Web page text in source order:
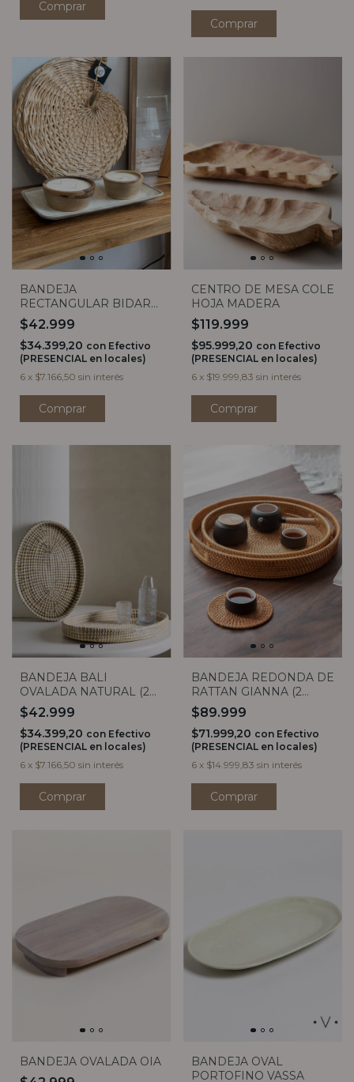
Comprar
BANDEJA
RECTANGULAR BIDART
VASSA
$42.999
$34.399,20 con Efectivo
(PRESENCIAL en locales)
6 x $7.166,50 sin interés
CENTRO DE MESA COLE
HOJA MADERA
$119.999
$95.999,20 con Efectivo
(PRESENCIAL en locales)
6 x $19.999,83 sin interés
BANDEJA BALI
OVALADA NATURAL (2
TAMAÑOS)
$42.999
$34.399,20 con Efectivo
(PRESENCIAL en locales)
6 x $7.166,50 sin interés
Comprar
BANDEJA REDONDA DE
RATTAN GIANNA (2
TAMAÑOS)
$89.999
$71.999,20 con Efectivo
(PRESENCIAL en locales)
6 x $14.999,83 sin interés
Comprar
BANDEJA OVALADA OIA
BANDEJA OVAL
PORTOFINO VASSA